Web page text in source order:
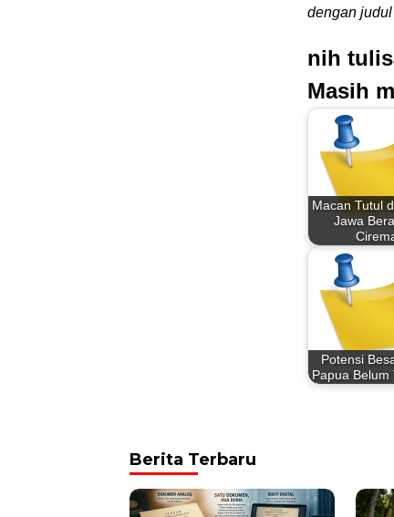
dengan judul
nih
Masih
Macan Tutul
Jawa
Potensi
Papua Belum
Berita Terbaru